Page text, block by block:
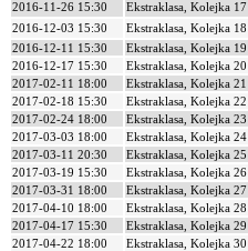
2016-11-26 15:30
Ekstraklasa, Kolejka 17
2016-12-03 15:30
Ekstraklasa, Kolejka 18
2016-12-11 15:30
Ekstraklasa, Kolejka 19
2016-12-17 15:30
Ekstraklasa, Kolejka 20
2017-02-11 18:00
Ekstraklasa, Kolejka 21
2017-02-18 15:30
Ekstraklasa, Kolejka 22
2017-02-24 18:00
Ekstraklasa, Kolejka 23
2017-03-03 18:00
Ekstraklasa, Kolejka 24
2017-03-11 20:30
Ekstraklasa, Kolejka 25
2017-03-19 15:30
Ekstraklasa, Kolejka 26
2017-03-31 18:00
Ekstraklasa, Kolejka 27
2017-04-10 18:00
Ekstraklasa, Kolejka 28
2017-04-17 15:30
Ekstraklasa, Kolejka 29
2017-04-22 18:00
Ekstraklasa, Kolejka 30